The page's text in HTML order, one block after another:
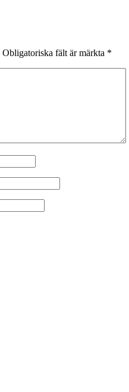
Obligatoriska fält är märkta *